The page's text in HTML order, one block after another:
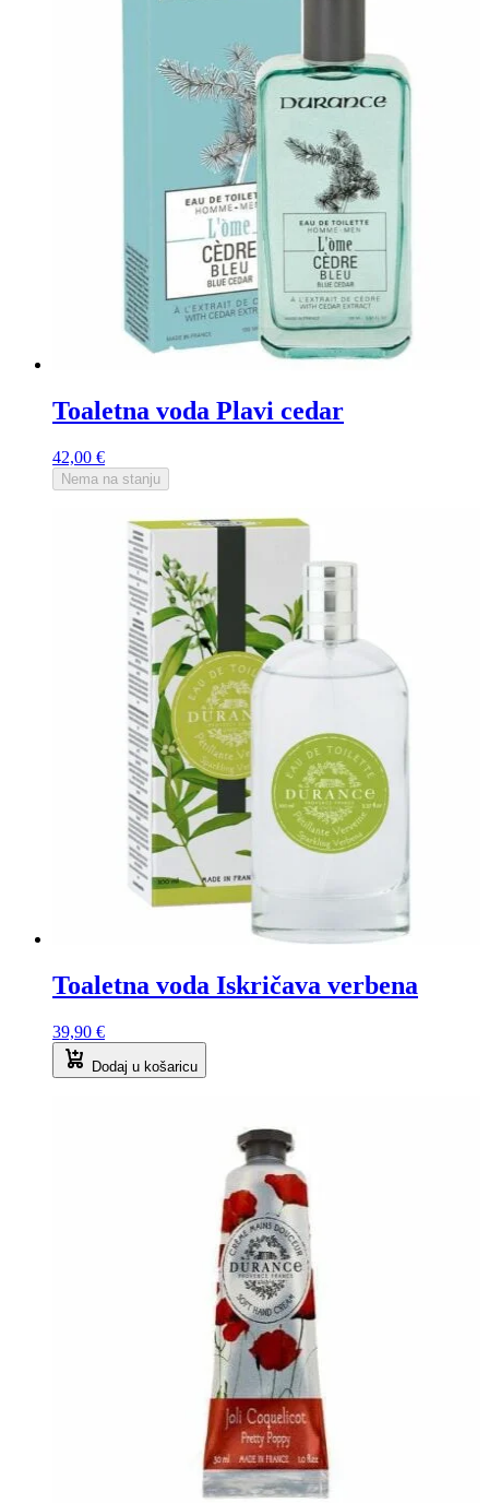
Toaletna voda Plavi cedar
42,00 €
Nema na stanju
Toaletna voda Iskričava verbena
39,90 €
Dodaj u košaricu